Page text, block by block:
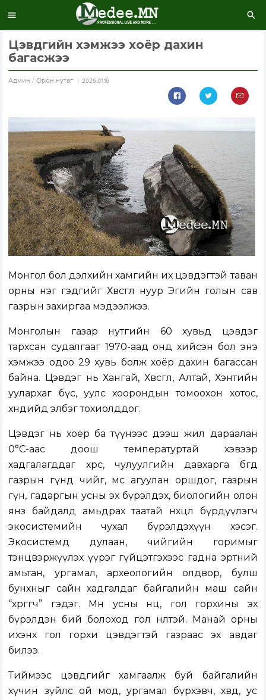
Цэвдгийн хэмжээ хоёр дахин
багасжээ
Aдмин / Орон нутаг 2026.01.16
Монгол бол дэлхийн хамгийн их цэвдэгтэй таван
орны нэг гэдгийг Хөвсгөл нуур Эгийн голын сав
газрын захиргаа мэдээлжээ.
Монголын газар нутгийн 60 хувьд цэвдэг
тархсан судалгааг 1970-аад онд хийсэн бол энэ
хэмжээ одоо 29 хувь болж хоёр дахин багассан
байна. Цэвдэг нь Хангай, Хөвсгөл, Алтай, Хэнтийн
уулархаг бүс, уулс хоорондын томоохон хотос,
хөндийд элбэг тохиолддог.
Цэвдэг нь хоёр ба түүнээс дээш жил дараалан
0°C-аас доош температуртай хэвээр
хадгалагддаг хөрс, чулуулгийн давхарга бөгөөд
газрын гүнд чийг, мөс агуулан оршдог, газрын
гүн, гадаргын усны эх бүрэлдэх, биологийн олон
янз байдалд амьдрах таатай нөхцөл бүрдүүлэгч
экосистемийн чухал бүрэлдэхүүн хэсэг.
Экосистемд дулаан, чийгийн горимыг
тэнцвэржүүлэх үүрэг гүйцэтгэхээс гадна эртний
амьтан, ургамал, археологийн олдвор, булш
бунхныг сайн хадгалдаг байгалийн маш сайн
“хөргөгч” гэдэг. Мөн усны нөөц, гол горхины эх
бүрэлдэн бий болоход гол нөлөөтэй. Манай орны
ихэнх гол горхи цэвдэгтэй газраас эх авдаг
билээ.
Тиймээс цэвдгийг хамгаалж буй байгалийн
хүчин зүйлс ой мод, ургамал бүрхэвч, хөвд, ус